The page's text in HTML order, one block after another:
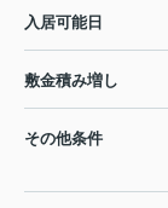
入居可能日
敷金積み増し
その他条件